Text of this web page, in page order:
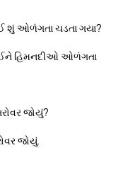
શું ઓળંગતા ચડતા ગયા?
હિમનદીઓ ઓળંગતા
જોયું?
જોયું.